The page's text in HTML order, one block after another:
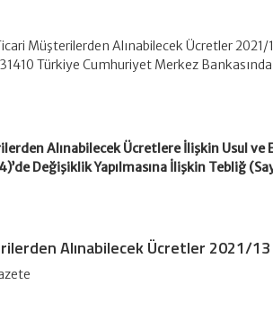
Müşterilerden Alınabilecek Ücretler 2021/
31410 Türkiye Cumhuriyet Merkez
Alınabilecek Ücretlere İlişkin Usul ve
Değişiklik Yapılmasına İlişkin Tebliğ
Alınabilecek Ücretler 2021/13